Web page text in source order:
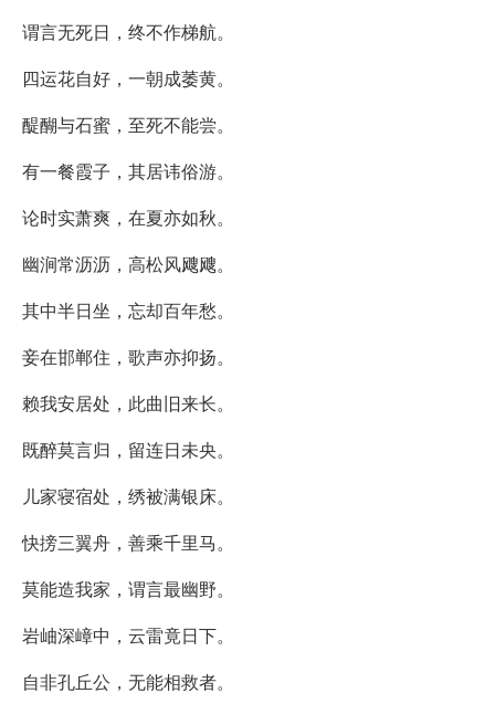
谓言无死日，终不作梯航。
四运花自好，一朝成萎黄。
醍醐与石蜜，至死不能尝。
有一餐霞子，其居讳俗游。
论时实萧爽，在夏亦如秋。
幽涧常沥沥，高松风飕飕。
其中半日坐，忘却百年愁。
妾在邯郸住，歌声亦抑扬。
赖我安居处，此曲旧来长。
既醉莫言归，留连日未央。
儿家寝宿处，绣被满银床。
快搒三翼舟，善乘千里马。
莫能造我家，谓言最幽野。
岩岫深嶂中，云雷竟日下。
自非孔丘公，无能相救者。